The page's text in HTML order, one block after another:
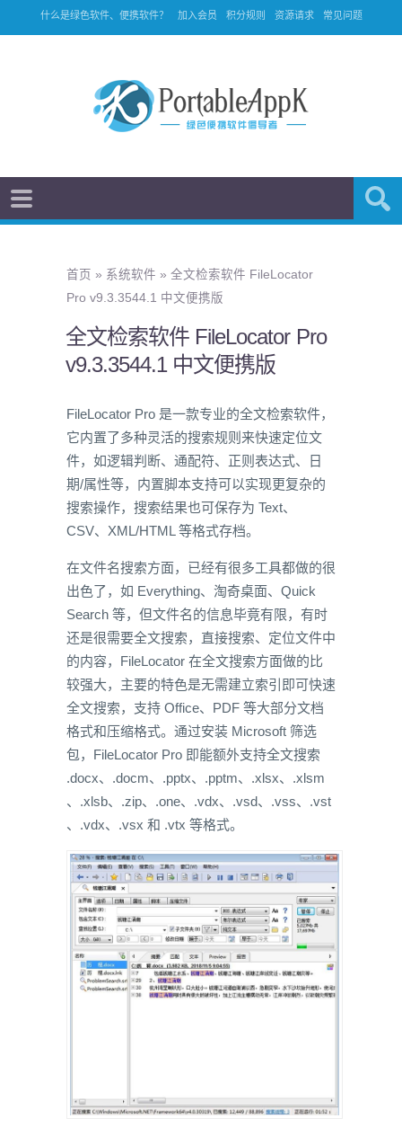
什么是绿色软件、便携软件？ 加入会员 积分规则 资源请求 常见问题
首页 » 系统软件 » 全文检索软件 FileLocator
Pro v9.3.3544.1 中文便携版
全文检索软件 FileLocator Pro
v9.3.3544.1 中文便携版
FileLocator Pro 是一款专业的全文检索软件，
它内置了多种灵活的搜索规则来快速定位文
件，如逻辑判断、通配符、正则表达式、日
期/属性等，内置脚本支持可以实现更复杂的
搜索操作，搜索结果也可保存为 Text、
CSV、XML/HTML 等格式存档。
在文件名搜索方面，已经有很多工具都做的很
出色了，如 Everything、淘奇桌面、Quick
Search 等，但文件名的信息毕竟有限，有时
还是很需要全文搜索，直接搜索、定位文件中
的内容，FileLocator 在全文搜索方面做的比
较强大，主要的特色是无需建立索引即可快速
全文搜索，支持 Office、PDF 等大部分文档
格式和压缩格式。通过安装 Microsoft 筛选
包，FileLocator Pro 即能额外支持全文搜索
.docx、.docm、.pptx、.pptm、.xlsx、.xlsm
、.xlsb、.zip、.one、.vdx、.vsd、.vss、.vst
、.vdx、.vsx 和 .vtx 等格式。